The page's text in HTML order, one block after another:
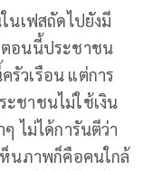
นเฟสถัดไปยังมี
ตอนนี้ประชาชน
วเรือน แต่การ
ะชาชนไม่ใช้เงิน
ไม่ได้การันตีว่า
ห็นภาพก็คือคนใกล้